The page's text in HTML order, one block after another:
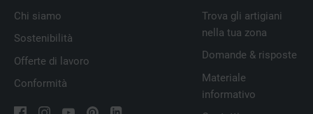
Chi siamo
Sostenibilità
Offerte di lavoro
Conformità
Trova gli artigiani
nella tua zona
Domande & risposte
Materiale
informativo
DECORSO
Utilizzato per il tracking degli utenti su
diversi siti web, per visualizzare annunci